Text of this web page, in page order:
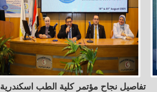
تفاصيل نجاح مؤتمر كلية الطب اسكندرية